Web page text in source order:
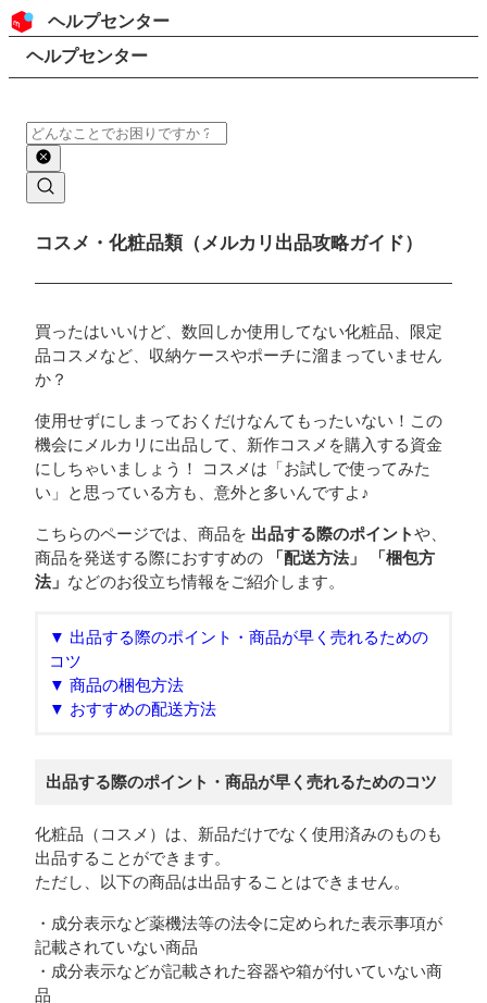
コンテンツにスキップ
ヘッダー
ヘルプセンター
検索
パンくずリスト
ヘルプセンター
検索
メインコンテンツ
コスメ・化粧品類（メルカリ出品攻略ガイド）
買ったはいいけど、数回しか使用してない化粧品、限定
品コスメなど、収納ケースやポーチに溜まっていません
か？
使用せずにしまっておくだけなんてもったいない！この
機会にメルカリに出品して、新作コスメを購入する資金
にしちゃいましょう！ コスメは「お試しで使ってみた
い」と思っている方も、意外と多いんですよ♪
こちらのページでは、商品を 出品する際のポイントや、
商品を発送する際におすすめの
「配送方法」
「梱包方
法」 などのお役立ち情報をご紹介します。
▼ 出品する際のポイント・商品が早く売れるための
コツ
▼ 商品の梱包方法
▼ おすすめの配送方法
出品する際のポイント・商品が早く売れるためのコツ
化粧品（コスメ）は、新品だけでなく使用済みのものも
出品することができます。
ただし、以下の商品は出品することはできません。
・成分表示など薬機法等の法令に定められた表示事項が
記載されていない商品
・成分表示などが記載された容器や箱が付いていない商
品